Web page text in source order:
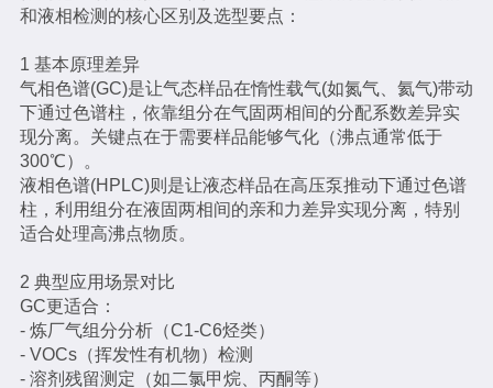
和液相检测的核心区别及选型要点：
1 基本原理差异
气相色谱(GC)是让气态样品在惰性载气(如氮气、氦气)带动
下通过色谱柱，依靠组分在气固两相间的分配系数差异实
现分离。关键点在于需要样品能够气化（沸点通常低于
300℃）。
液相色谱(HPLC)则是让液态样品在高压泵推动下通过色谱
柱，利用组分在液固两相间的亲和力差异实现分离，特别
适合处理高沸点物质。
2 典型应用场景对比
GC更适合：
- 炼厂气组分分析（C1-C6烃类）
- VOCs（挥发性有机物）检测
- 溶剂残留测定（如二氯甲烷、丙酮等）